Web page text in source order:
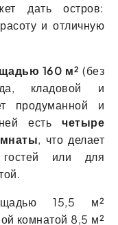
дать остров:
и отличную
160 м² (без
кладовой и
продуманной и
есть четыре
, что делает
или для
15,5 м²
комнатой 8,5 м²